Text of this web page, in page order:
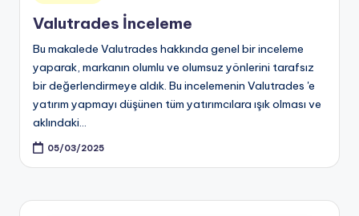
in
Valutrades İnceleme
Bu makalede Valutrades hakkında genel bir inceleme
yaparak, markanın olumlu ve olumsuz yönlerini tarafsız
bir değerlendirmeye aldık. Bu incelemenin Valutrades 'e
yatırım yapmayı düşünen tüm yatırımcılara ışık olması ve
aklındaki…
05/03/2025